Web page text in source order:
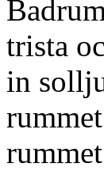
trista
in